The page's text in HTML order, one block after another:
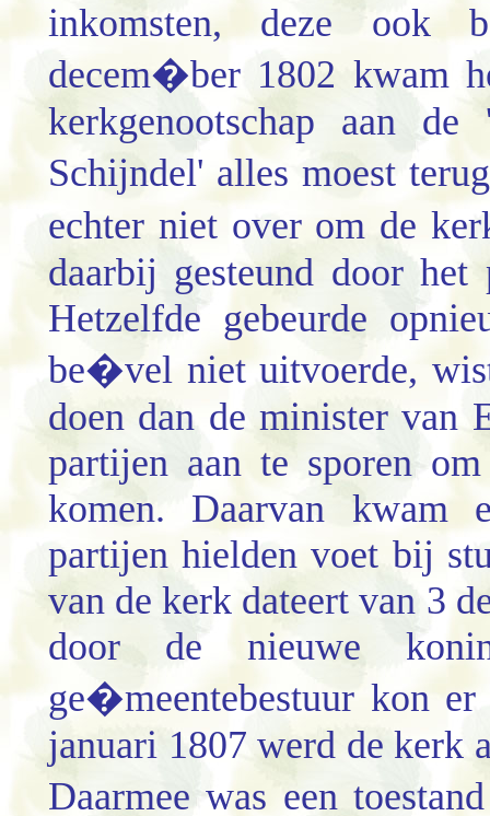
inkomsten, deze ook
decem�ber 1802 kwam
kerkgenootschap aan
Schijndel' alles moest
echter niet over om de
daarbij gesteund door
Hetzelfde gebeurde
be�vel niet uitvoerde,
doen dan de minister van
partijen aan te sporen
komen. Daarvan kwam
partijen hielden voet bij
van de kerk dateert van 3
door de nieuwe
ge�meentebestuur kon
januari 1807 werd de kerk
Daarmee was een